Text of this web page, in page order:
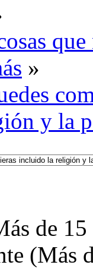
»
y la
de 15
(Más